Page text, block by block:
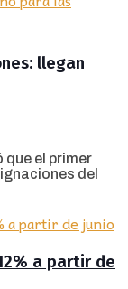
llegan
que el primer
del
a partir de